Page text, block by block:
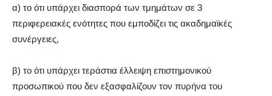
α) το ότι υπάρχει διασπορά των τμημάτων σε 3
περιφερειακές ενότητες που εμποδίζει τις ακαδημαϊκές
συνέργειες,
β) το ότι υπάρχει τεράστια έλλειψη επιστημονικού
προσωπικού που δεν εξασφαλίζουν τον πυρήνα του